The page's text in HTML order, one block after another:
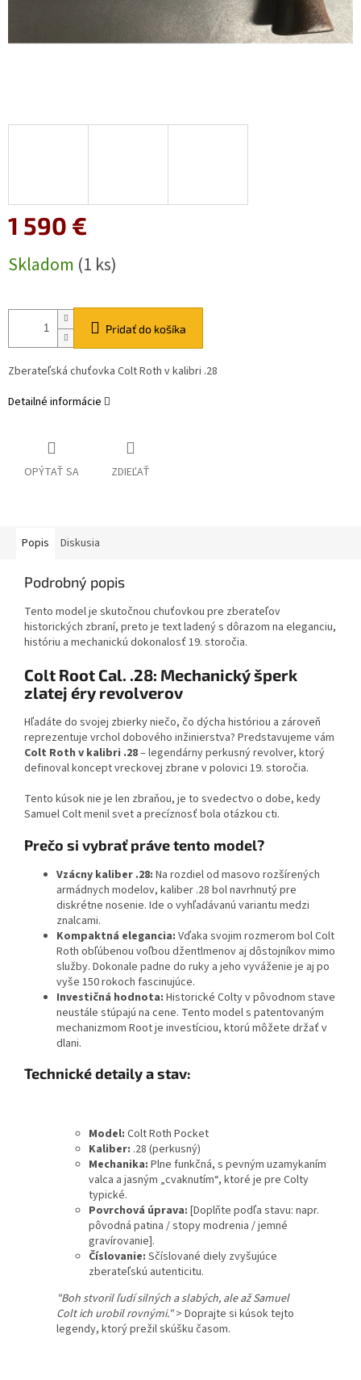
1 590 €
cena:
Skladom (1 ks)
Pridať do košíka
Zberateľská chuťovka Colt Roth v kalibri .28
Detailné informácie
OPÝTAŤ SA ZDIEĽAŤ
Popis Diskusia
Podrobný popis
Tento model je skutočnou chuťovkou pre zberateľov
historických zbraní, preto je text ladený s dôrazom na eleganciu,
históriu a mechanickú dokonalosť 19. storočia.
Colt Root Cal. .28: Mechanický šperk
zlatej éry revolverov
​Hľadáte do svojej zbierky niečo, čo dýcha históriou a zároveň
reprezentuje vrchol dobového inžinierstva? Predstavujeme vám
Colt Roth v kalibri .28– legendárny perkusný revolver, ktorý
definoval koncept vreckovej zbrane v polovici 19. storočia.
​Tento kúsok nie je len zbraňou, je to svedectvo o dobe, kedy
Samuel Colt menil svet a precíznosť bola otázkou cti.
Prečo si vybrať práve tento model?
Vzácny kaliber .28: Na rozdiel od masovo rozšírených
armádnych modelov, kaliber .28 bol navrhnutý pre
diskrétne nosenie. Ide o vyhľadávanú variantu medzi
znalcami.
Kompaktná elegancia: Vďaka svojim rozmerom bol Colt
Roth obľúbenou voľbou džentlmenov aj dôstojníkov mimo
služby. Dokonale padne do ruky a jeho vyváženie je aj po
vyše 150 rokoch fascinujúce.
Investičná hodnota: Historické Colty v pôvodnom stave
neustále stúpajú na cene. Tento model s patentovaným
mechanizmom Root je investíciou, ktorú môžete držať v
dlani.
Technické detaily a stav:
Model: Colt Roth Pocket
Kaliber: .28 (perkusný)
Mechanika: Plne funkčná, s pevným uzamykaním
valca a jasným „cvaknutím“, ktoré je pre Colty
typické.
Povrchová úprava: [Doplňte podľa stavu: napr.
pôvodná patina / stopy modrenia / jemné
gravírovanie].
Číslovanie: Sčíslované diely zvyšujúce
zberateľskú autenticitu.
"Boh stvoril ľudí silných a slabých, ale až Samuel
Colt ich urobil rovnými."> Doprajte si kúsok tejto
legendy, ktorý prežil skúšku časom.